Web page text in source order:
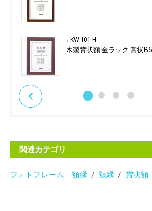
ﾌ-KW-101-H
木製賞状額 金ラック 賞状B5
関連カテゴリ
フォトフレーム・額縁 額縁 賞状額